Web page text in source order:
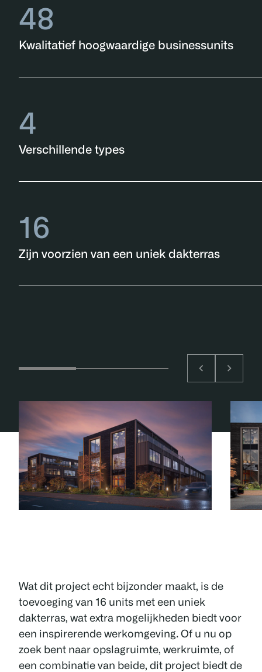
48
Kwalitatief hoogwaardige businessunits
4
Verschillende types
16
Zijn voorzien van een uniek dakterras
Wat dit project echt bijzonder maakt, is de
toevoeging van 16 units met een uniek
dakterras, wat extra mogelijkheden biedt voor
een inspirerende werkomgeving. Of u nu op
zoek bent naar opslagruimte, werkruimte, of
een combinatie van beide, dit project biedt de